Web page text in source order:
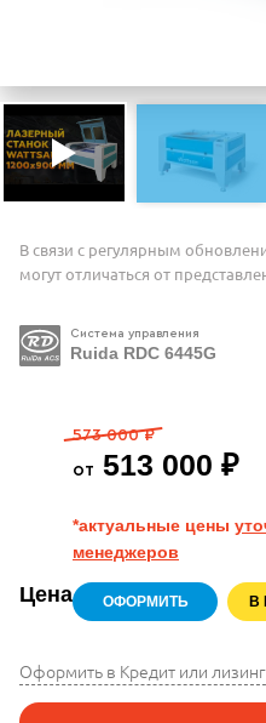
В связи с регулярным
могут отличаться от
Система управления
Ruida RDC 6445G
Цена
573 000 ₽
от 513 000 ₽
*актуальные цены
менеджеров
ОФОРМИТЬ В
Оформить в Кредит или лизинг